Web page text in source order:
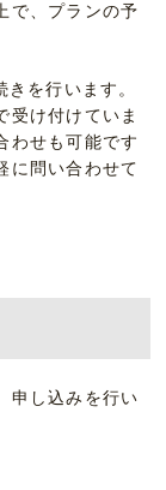
で、プランの予
を行います。
受け付けていま
わせも可能です
に問い合わせて
申し込みを行い